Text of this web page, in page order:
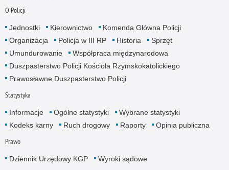
O Policji
Jednostki Kierownictwo
Komenda Główna Policji
Organizacja
Policja w III RP Historia
Sprzęt
Umundurowanie
Współpraca międzynarodowa
Duszpasterstwo Policji Kościoła Rzymskokatolickiego
Prawosławne Duszpasterstwo Policji
Statystyka
Informacje Ogólne statystyki
Wybrane statystyki
Kodeks karny
Ruch drogowy Raporty Opinia publiczna
Prawo
Dziennik Urzędowy KGP Wyroki sądowe